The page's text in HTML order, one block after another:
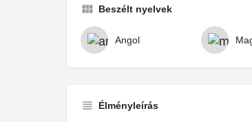
Beszélt nyelvek
Angol
Élményleírás